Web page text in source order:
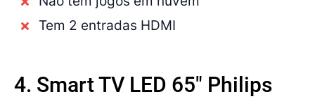
Tem 2 entradas HDMI
4. Smart TV LED 65" Philips